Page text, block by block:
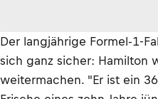
Der langjährige Formel-1-
sich ganz sicher: Hamilton
weitermachen. "Er ist ein